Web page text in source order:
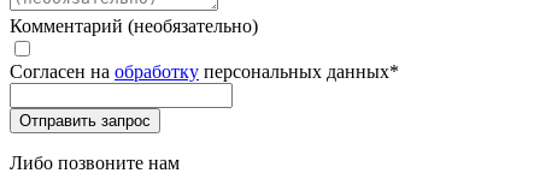
Комментарий (необязательно)
Согласен на обработку персональных данных*
Либо позвоните нам